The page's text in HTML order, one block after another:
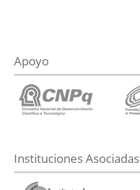
Apoyo
Instituciones Asociadas